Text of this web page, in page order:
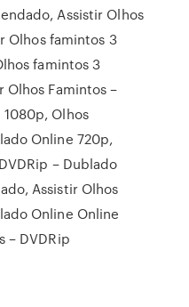
Assistir Olhos
Olhos famintos 3
famintos 3
Olhos Famintos –
Olhos
Online 720p,
– Dublado
Assistir Olhos
Online Online
– DVDRip